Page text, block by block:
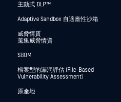
主動式 DLP™
Adaptive Sandbox 自適應性沙箱
威脅情資
蒐集威脅情資
SBOM
檔案型的漏洞評估 (File-Based
Vulnerability Assessment)
原產地